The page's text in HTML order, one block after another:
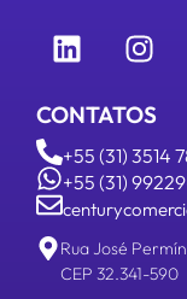
CONTATOS
+55 (31) 3514
+55 (31)
Rua José
CEP 32.341-590